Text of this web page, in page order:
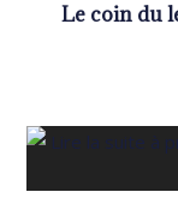
Le coin du